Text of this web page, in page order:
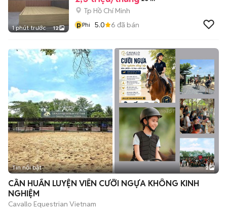
1 phút trước 12
Tp Hồ Chí Minh
pPhi 5.0 6 đã bán
Tin nổi bật 2
CẦN HUẤN LUYỆN VIÊN CƯỠI NGỰA KHÔNG KINH
NGHIỆM
Cavallo Equestrian Vietnam